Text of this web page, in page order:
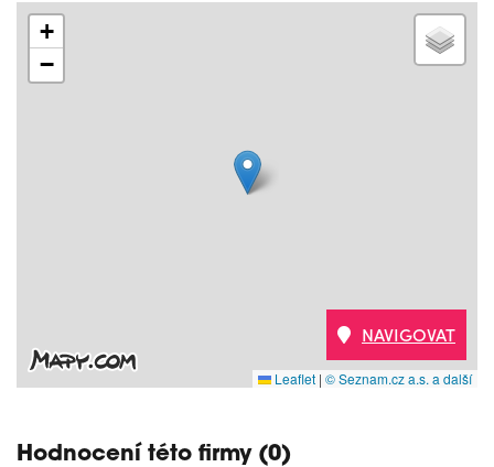
+
−
Leaflet | © Seznam.cz a.s. a další
NAVIGOVAT
Hodnocení této firmy (0)